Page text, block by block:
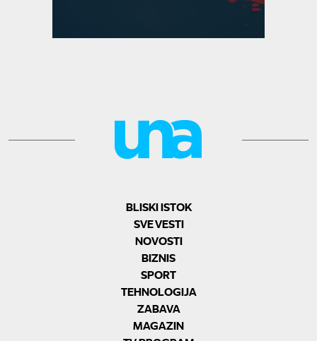
BLISKI ISTOK
SVE VESTI
NOVOSTI
BIZNIS
SPORT
TEHNOLOGIJA
ZABAVA
MAGAZIN